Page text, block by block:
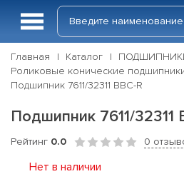
Главная Каталог
Роликовые конические
Подшипник 7611/32311 BBC-R
Подшипник 7611/32311
Рейтинг 0.0 0
Нет в наличии